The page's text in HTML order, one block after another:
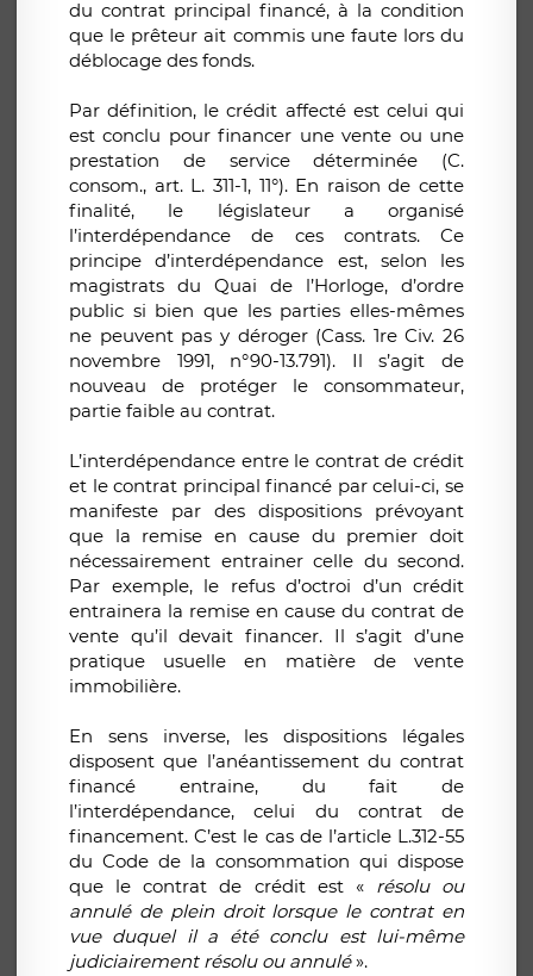
du contrat principal financé, à la condition
que le prêteur ait commis une faute lors du
déblocage des fonds.
Par définition, le crédit affecté est celui qui
est conclu pour financer une vente ou une
prestation de service déterminée (C.
consom., art. L. 311-1, 11°). En raison de cette
finalité, le législateur a organisé
l’interdépendance de ces contrats. Ce
principe d’interdépendance est, selon les
magistrats du Quai de l’Horloge, d’ordre
public si bien que les parties elles-mêmes
ne peuvent pas y déroger (Cass. 1re Civ. 26
novembre 1991, n°90-13.791). Il s’agit de
nouveau de protéger le consommateur,
partie faible au contrat.
L’interdépendance entre le contrat de crédit
et le contrat principal financé par celui-ci, se
manifeste par des dispositions prévoyant
que la remise en cause du premier doit
nécessairement entrainer celle du second.
Par exemple, le refus d’octroi d’un crédit
entrainera la remise en cause du contrat de
vente qu’il devait financer. Il s’agit d’une
pratique usuelle en matière de vente
immobilière.
En sens inverse, les dispositions légales
disposent que l’anéantissement du contrat
financé entraine, du fait de
l’interdépendance, celui du contrat de
financement. C’est le cas de l’article L.312-55
du Code de la consommation qui dispose
que le contrat de crédit est « résolu ou
annulé de plein droit lorsque le contrat en
vue duquel il a été conclu est lui-même
judiciairement résolu ou annulé».